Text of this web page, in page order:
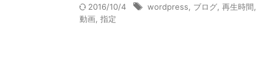
2016/10/4 wordpress ブログ 再生時間
動画 指定